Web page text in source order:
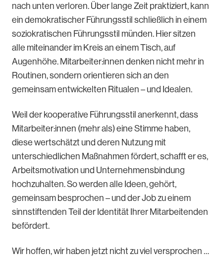
nach unten verloren. Über lange Zeit praktiziert, kann
ein demokratischer Führungsstil schließlich in einem
soziokratischen Führungsstil münden. Hier sitzen
alle miteinander im Kreis an einem Tisch, auf
Augenhöhe. Mitarbeiter:innen denken nicht mehr in
Routinen, sondern orientieren sich an den
gemeinsam entwickelten Ritualen – und Idealen.
Weil der kooperative Führungsstil anerkennt, dass
Mitarbeiter:innen (mehr als) eine Stimme haben,
diese wertschätzt und deren Nutzung mit
unterschiedlichen Maßnahmen fördert, schafft er es,
Arbeitsmotivation und Unternehmensbindung
hochzuhalten. So werden alle Ideen, gehört,
gemeinsam besprochen – und der Job zu einem
sinnstiftenden Teil der Identität Ihrer Mitarbeitenden
befördert.
Wir hoffen, wir haben jetzt nicht zu viel versprochen …